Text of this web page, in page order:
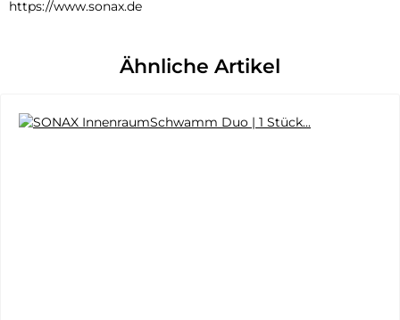
https://www.sonax.de
Ähnliche Artikel